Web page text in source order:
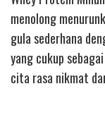
menolong
gula sederhana
yang cukup
cita rasa nikmat